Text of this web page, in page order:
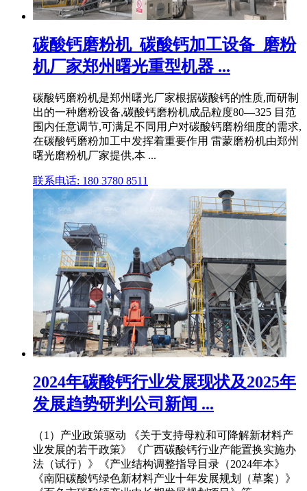
碳酸钙磨粉机_碳酸钙加工设备_磨粉
机厂家郑州曙光重型机器 ...
碳酸钙磨粉机是郑州曙光厂家根据碳酸钙的性质,而研制
出的一种磨粉设备,碳酸钙磨粉机成品粒度80—325 目范
围内任意调节,可满足不同用户对碳酸钙磨粉细度的需求,
在碳酸钙磨粉加工中发挥着重要作用 雷蒙磨粉机由郑州
曙光磨粉机厂家提供,本 ...
联系电话: 180 3780 8511
2024年碳酸钙行业发展现状及2025年
发展趋势研判公司新闻 ...
（1）产业政策驱动 《关于支持母粒和可降解新材料产
业发展的若干政策》《广西碳酸钙行业产能置换实施办
法（试行）》《产业结构调整指导目录（2024年本》
《南阳碳酸钙绿色新材料产业十年发展规划（草案）》